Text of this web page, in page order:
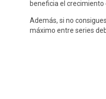
beneficia el crecimiento
Además, si no
máximo entre series